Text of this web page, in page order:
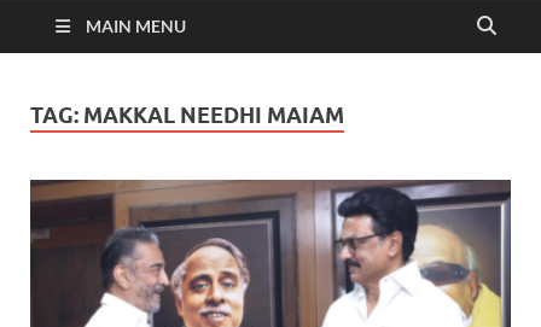
MAIN MENU
TAG: MAKKAL NEEDHI MAIAM